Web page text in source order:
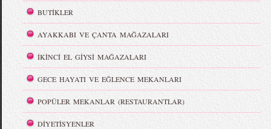
BUTİKLER
AYAKKABI VE ÇANTA MAĞAZALARI
İKİNCİ EL GİYSİ MAĞAZALARI
GECE HAYATI VE EĞLENCE MEKANLARI
POPÜLER MEKANLAR (RESTAURANTLAR)
DİYETİSYENLER